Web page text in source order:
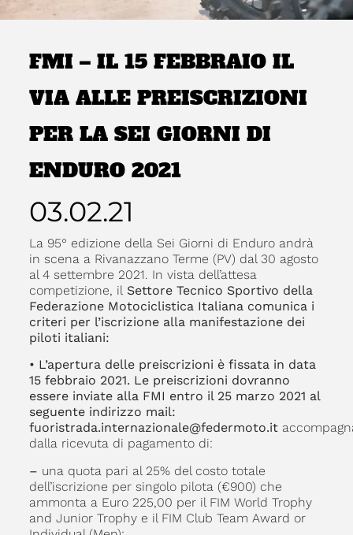
FMI – IL 15 FEBBRAIO IL
VIA ALLE PREISCRIZIONI
PER LA SEI GIORNI DI
ENDURO 2021
03.02.21
La 95° edizione della Sei Giorni di Enduro andrà
in scena a Rivanazzano Terme (PV) dal 30 agosto
al 4 settembre 2021. In vista dell’attesa
competizione, il Settore Tecnico Sportivo della
Federazione Motociclistica Italiana comunica i
criteri per l’iscrizione alla manifestazione dei
piloti italiani:
• L’apertura delle preiscrizioni è fissata in data
15 febbraio 2021. Le preiscrizioni dovranno
essere inviate alla FMI entro il 25 marzo 2021 al
seguente indirizzo mail:
fuoristrada.internazionale@federmoto.it
dalla ricevuta di pagamento di:
– una quota pari al 25% del costo totale
dell’iscrizione per singolo pilota (€900) che
ammonta a Euro 225,00 per il FIM World Trophy
and Junior Trophy e il FIM Club Team Award or